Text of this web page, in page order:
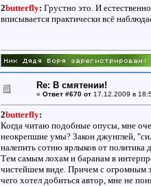
2butterfly: Грустно это. И
вписывается практически всё
Re: В смятении!
« Ответ #670 от17.12.2009 в
2butterfly:
Когда читаю подобные опусы, мне
неокрепшие умы? Закон джунглей,
налепить сотню ярлыков от политика
Тем самым лохам и баранам в
чистейшем виде. Причем с огромным
чего хотел добиться автор, мне не